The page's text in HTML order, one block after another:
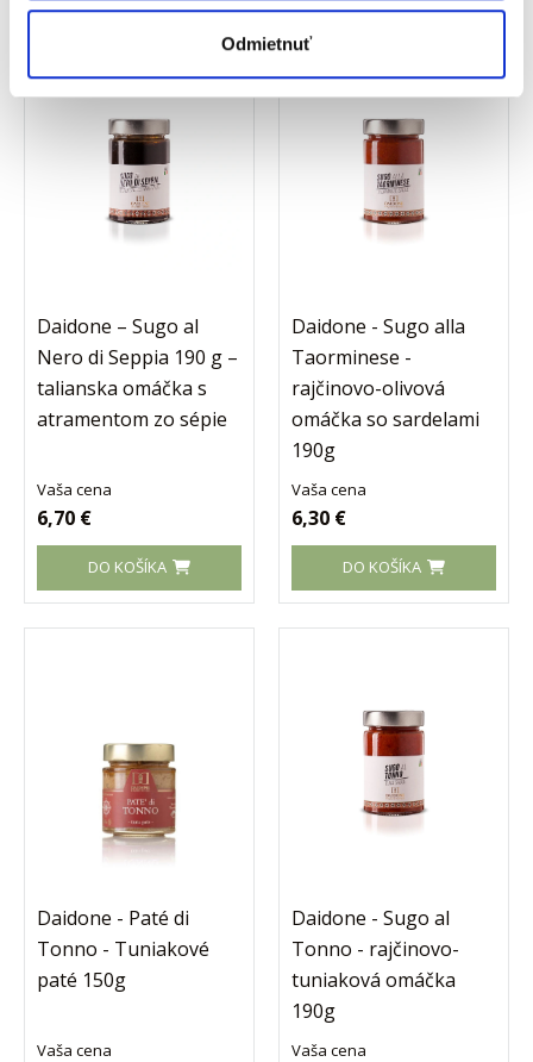
Odmietnuť
Daidone – Sugo al
Nero di Seppia 190 g –
talianska omáčka s
atramentom zo sépie
Vaša cena
6,70 €
DO KOŠÍKA
Daidone - Sugo alla
Taorminese -
rajčinovo-olivová
omáčka so sardelami
190g
Vaša cena
6,30 €
DO KOŠÍKA
Daidone - Paté di
Tonno - Tuniakové
paté 150g
Vaša cena
Daidone - Sugo al
Tonno - rajčinovo-
tuniaková omáčka
190g
Vaša cena